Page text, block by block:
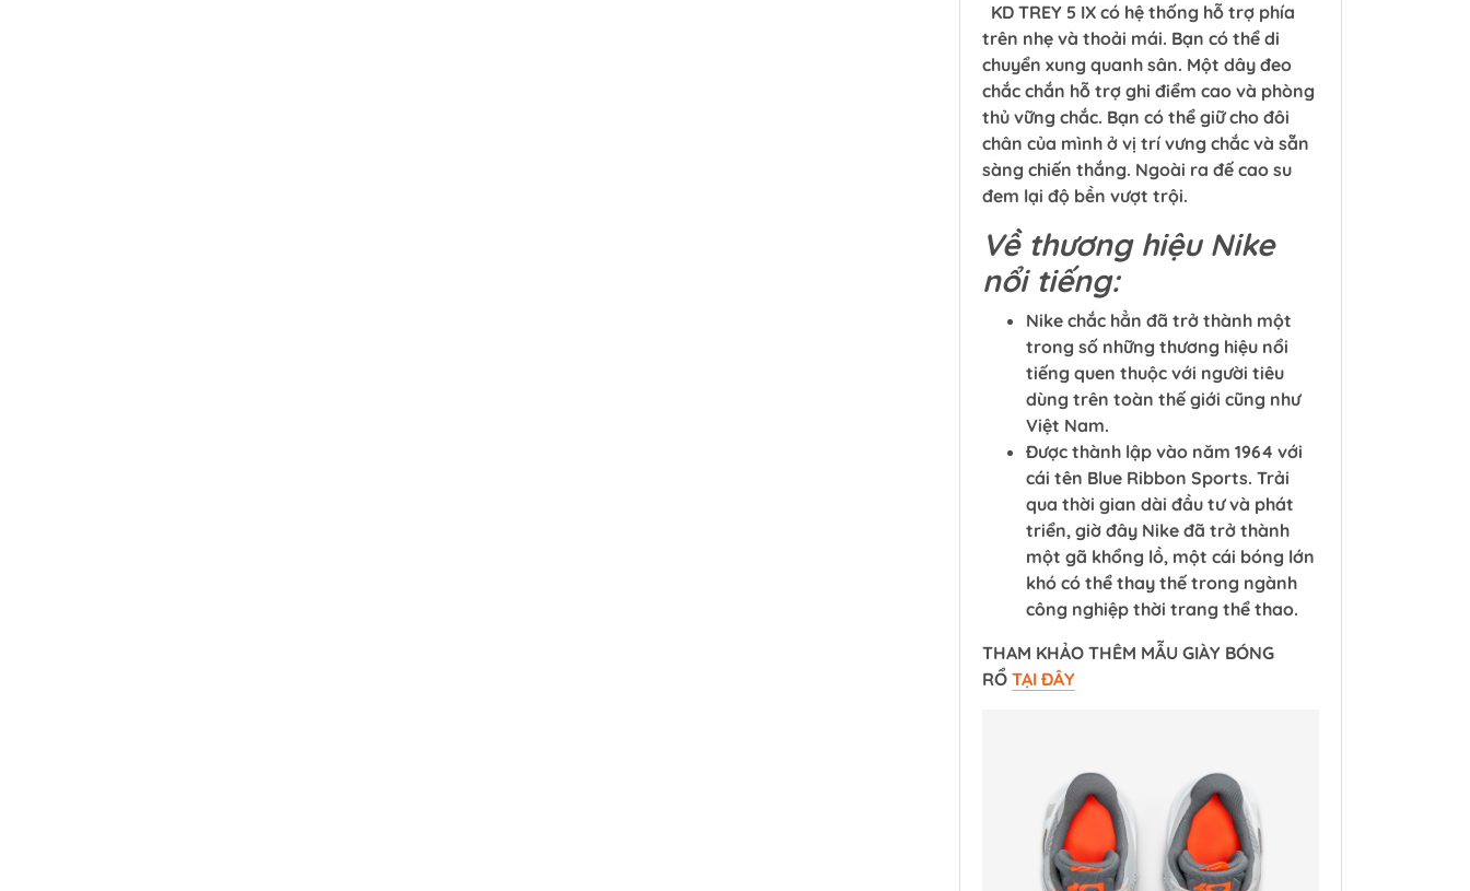
KD TREY 5 IX có hệ thống hỗ trợ phía
trên nhẹ và thoải mái. Bạn có thể di
chuyển xung quanh sân. Một dây đeo
chắc chắn hỗ trợ ghi điểm cao và phòng
thủ vững chắc. Bạn có thể giữ cho đôi
chân của mình ở vị trí vưng chắc và sẵn
sàng chiến thắng. Ngoài ra đế cao su
đem lại độ bền vượt trội.
Về thương hiệu Nike
nổi tiếng:
Nike chắc hẳn đã trở thành một
trong số những thương hiệu nổi
tiếng quen thuộc với người tiêu
dùng trên toàn thế giới cũng như
Việt Nam.
Được thành lập vào năm 1964 với
cái tên Blue Ribbon Sports. Trải
qua thời gian dài đầu tư và phát
triển, giờ đây Nike đã trở thành
một gã khổng lồ, một cái bóng lớn
khó có thể thay thế trong ngành
công nghiệp thời trang thể thao.
THAM KHẢO THÊM MẪU GIÀY BÓNG
RỔ TẠI ĐÂY